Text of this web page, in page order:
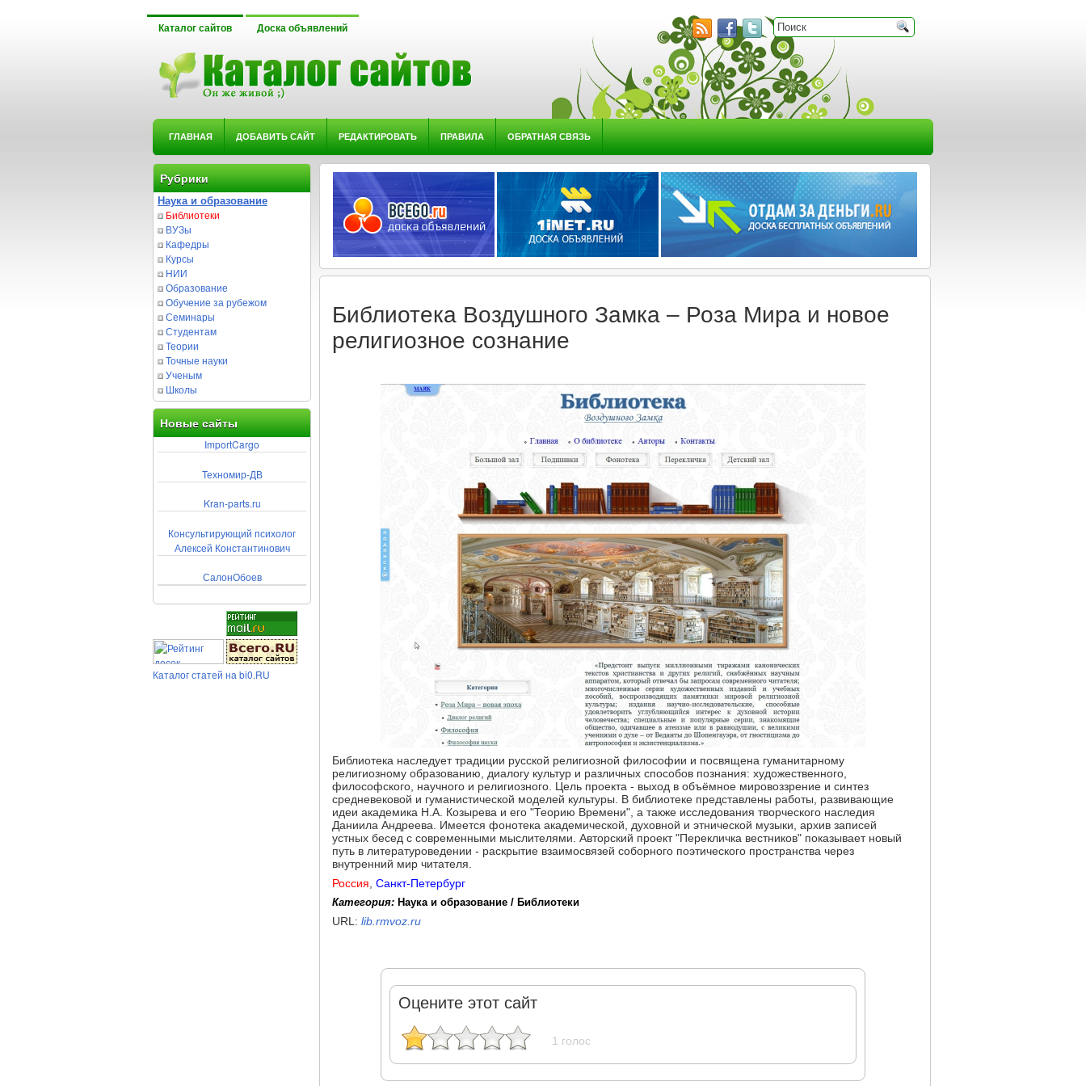
Каталог сайтов Доска объявлений
ГЛАВНАЯ ДОБАВИТЬ САЙТ РЕДАКТИРОВАТЬ ПРАВИЛА ОБРАТНАЯ СВЯЗЬ
Рубрики
Наука и образование
Библиотеки
ВУЗы
Кафедры
Курсы
НИИ
Образование
Обучение за рубежом
Семинары
Студентам
Теории
Точные науки
Ученым
Школы
Новые сайты
ImportCargo
Техномир-ДВ
Kran-parts.ru
Консультирующий психолог
Алексей Константинович
СалонОбоев
Каталог статей на bi0.RU
Библиотека Воздушного Замка – Роза Мира и новое
религиозное сознание
Библиотека наследует традиции русской религиозной философии и посвящена гуманитарному
религиозному образованию, диалогу культур и различных способов познания: художественного,
философского, научного и религиозного. Цель проекта - выход в объёмное мировоззрение и синтез
средневековой и гуманистической моделей культуры. В библиотеке представлены работы, развивающие
идеи академика Н.А. Козырева и его "Теорию Времени", а также исследования творческого наследия
Даниила Андреева. Имеется фонотека академической, духовной и этнической музыки, архив записей
устных бесед с современными мыслителями. Авторский проект "Перекличка вестников" показывает новый
путь в литературоведении - раскрытие взаимосвязей соборного поэтического пространства через
внутренний мир читателя.
Россия Санкт-Петербург
Категория: Наука и образование / Библиотеки
URL: lib.rmvoz.ru
Оцените этот сайт
1 голос